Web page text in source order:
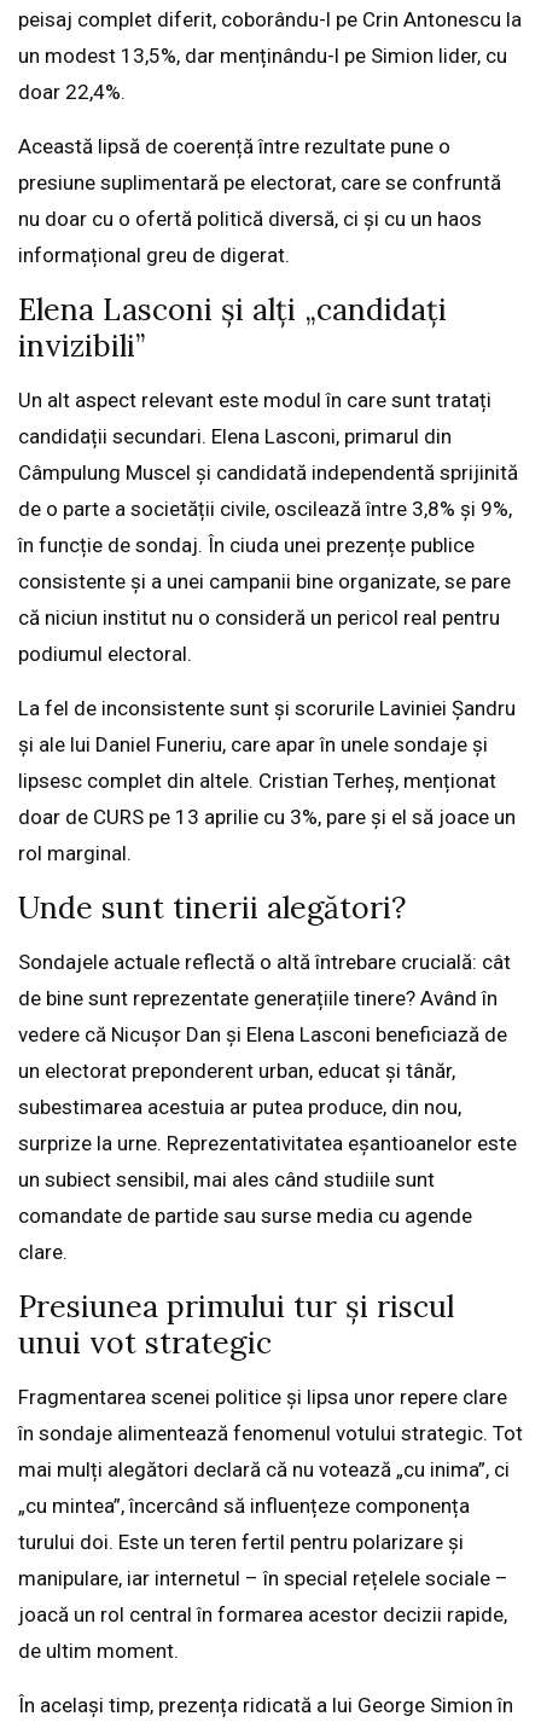
peisaj complet diferit, coborându-l pe Crin Antonescu la
un modest 13,5%, dar menținându-l pe Simion lider, cu
doar 22,4%.
Această lipsă de coerență între rezultate pune o
presiune suplimentară pe electorat, care se confruntă
nu doar cu o ofertă politică diversă, ci și cu un haos
informațional greu de digerat.
Elena Lasconi și alți „candidați
invizibili”
Un alt aspect relevant este modul în care sunt tratați
candidații secundari. Elena Lasconi, primarul din
Câmpulung Muscel și candidată independentă sprijinită
de o parte a societății civile, oscilează între 3,8% și 9%,
în funcție de sondaj. În ciuda unei prezențe publice
consistente și a unei campanii bine organizate, se pare
că niciun institut nu o consideră un pericol real pentru
podiumul electoral.
La fel de inconsistente sunt și scorurile Laviniei Șandru
și ale lui Daniel Funeriu, care apar în unele sondaje și
lipsesc complet din altele. Cristian Terheș, menționat
doar de CURS pe 13 aprilie cu 3%, pare și el să joace un
rol marginal.
Unde sunt tinerii alegători?
Sondajele actuale reflectă o altă întrebare crucială: cât
de bine sunt reprezentate generațiile tinere? Având în
vedere că Nicușor Dan și Elena Lasconi beneficiază de
un electorat preponderent urban, educat și tânăr,
subestimarea acestuia ar putea produce, din nou,
surprize la urne. Reprezentativitatea eșantioanelor este
un subiect sensibil, mai ales când studiile sunt
comandate de partide sau surse media cu agende
clare.
Presiunea primului tur și riscul
unui vot strategic
Fragmentarea scenei politice și lipsa unor repere clare
în sondaje alimentează fenomenul votului strategic. Tot
mai mulți alegători declară că nu votează „cu inima”, ci
„cu mintea”, încercând să influențeze componența
turului doi. Este un teren fertil pentru polarizare și
manipulare, iar internetul – în special rețelele sociale –
joacă un rol central în formarea acestor decizii rapide,
de ultim moment.
În același timp, prezența ridicată a lui George Simion în